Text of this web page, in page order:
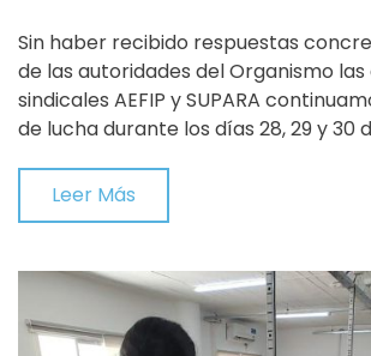
Sin haber recibido respuestas
de las autoridades del Organismo
sindicales AEFIP y SUPARA
de lucha durante los días 28, 29 y 30
Leer Más